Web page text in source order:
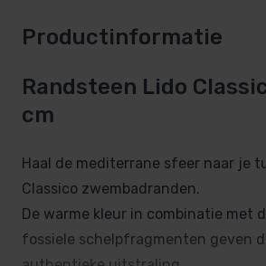
Productinformatie
Randsteen Lido
cm
Haal de mediterrane sfeer naar je
Classico zwembadranden.
De warme kleur in combinatie met
fossiele schelpfragmenten geven